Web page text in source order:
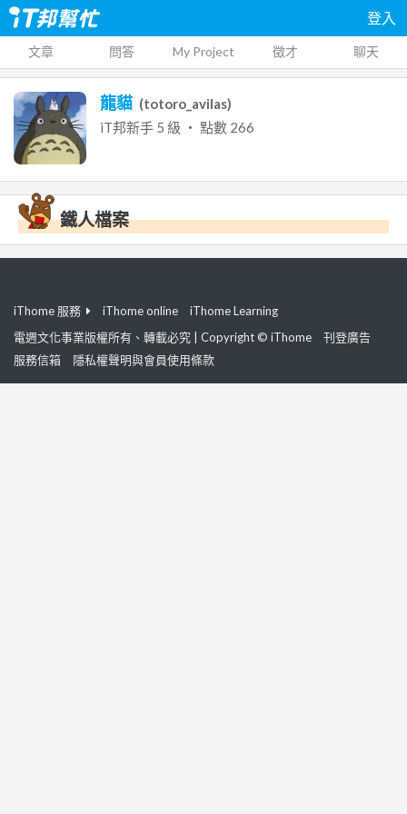
登入
文章 問答 My Project 徵才 聊天
龍貓 (totoro_avilas)
iT邦新手 5 級 ‧ 點數 266
鐵人檔案
iThome 服務 iThome online
iThome Learning
電週文化事業版權所有、轉載必究 | Copyright © iThome
刊登廣告
服務信箱
隱私權聲明與會員使用條款